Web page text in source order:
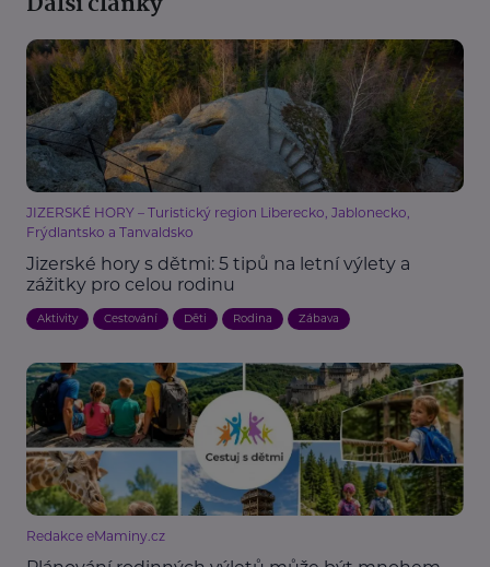
JIZERSKÉ HORY – Turistický region Liberecko, Jablonecko,
Frýdlantsko a Tanvaldsko
Jizerské hory s dětmi: 5 tipů na letní výlety a
zážitky pro celou rodinu
Aktivity Cestování Děti Rodina Zábava
Redakce eMaminy.cz